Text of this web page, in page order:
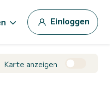
Einloggen
Karte anzeigen